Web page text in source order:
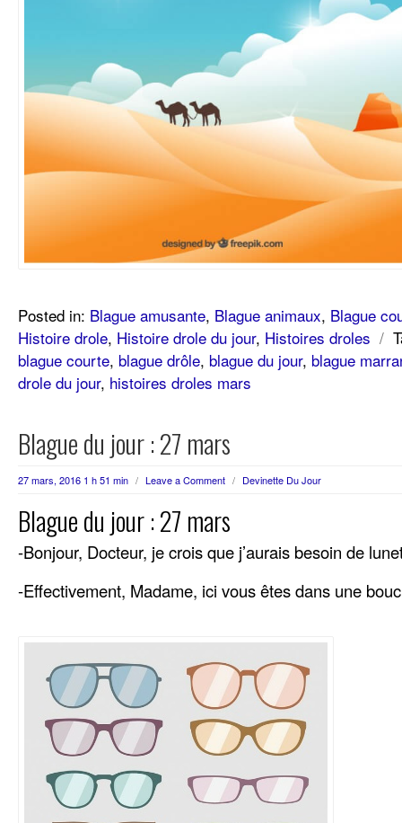
Posted in: Blague amusante, Blague animaux, Blague
Histoire drole, Histoire drole du jour, Histoires droles /
blague courte, blague drôle, blague du jour, blague
drole du jour, histoires droles mars
Blague du jour : 27 mars
27 mars, 2016 1 h 51 min / Leave a Comment / Devinette Du Jour
Blague du jour : 27 mars
-Bonjour, Docteur, je crois que j’aurais besoin de
-Effectivement, Madame, ici vous êtes dans une